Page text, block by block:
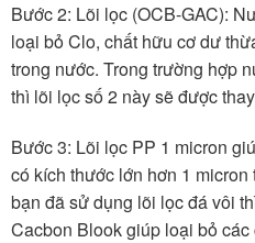
Bước 2: Lõi lọc (OCB-GAC):
loại bỏ Clo, chất hữu cơ dư
trong nước. Trong trường hợp
thì lõi lọc số 2 này sẽ được
Bước 3: Lõi lọc PP 1 micron
có kích thước lớn hơn 1
bạn đã sử dụng lõi lọc đá vôi
Cacbon Blook giúp loại bỏ